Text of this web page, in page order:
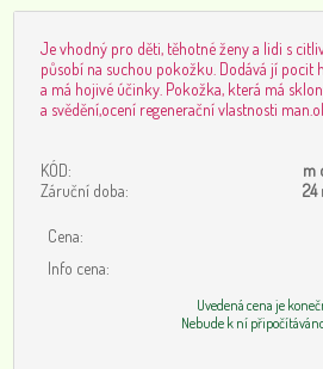
Je vhodný pro děti, těhotné ženy a lidi s
působí na suchou pokožku. Dodává jí
a má hojivé účinky. Pokožka, která má
a svědění,ocení regenerační vlastnosti
KÓD:
m
Záruční doba:
24
Cena:
Info cena:
Uvedená cena je
Nebude k ní